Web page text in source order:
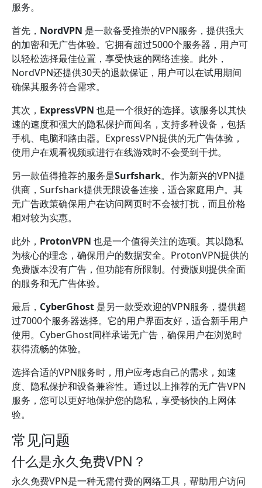
服务。
首先， NordVPN 是一款备受推崇的VPN服务，提供强大
的加密和无广告体验。它拥有超过5000个服务器，用户可
以轻松选择最佳位置，享受快速的网络连接。此外，
NordVPN还提供30天的退款保证，用户可以在试用期间
确保其服务符合需求。
其次， ExpressVPN 也是一个很好的选择。该服务以其快
速的速度和强大的隐私保护而闻名，支持多种设备，包括
手机、电脑和路由器。ExpressVPN提供的无广告体验，
使用户在观看视频或进行在线游戏时不会受到干扰。
另一款值得推荐的服务是Surfshark。作为新兴的VPN提
供商，Surfshark提供无限设备连接，适合家庭用户。其
无广告政策确保用户在访问网页时不会被打扰，而且价格
相对较为实惠。
此外， ProtonVPN 也是一个值得关注的选项。其以隐私
为核心的理念，确保用户的数据安全。ProtonVPN提供的
免费版本没有广告，但功能有所限制。付费版则提供全面
的服务和无广告体验。
最后， CyberGhost 是另一款受欢迎的VPN服务，提供超
过7000个服务器选择。它的用户界面友好，适合新手用户
使用。CyberGhost同样承诺无广告，确保用户在浏览时
获得流畅的体验。
选择合适的VPN服务时，用户应考虑自己的需求，如速
度、隐私保护和设备兼容性。通过以上推荐的无广告VPN
服务，您可以更好地保护您的隐私，享受畅快的上网体
验。
常见问题
什么是永久免费VPN？
永久免费VPN是一种无需付费的网络工具，帮助用户访问